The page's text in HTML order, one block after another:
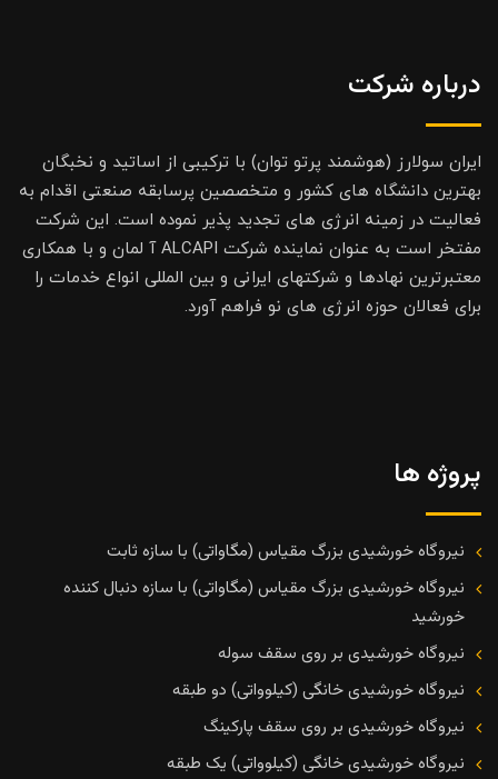
درباره شرکت
ایران سولارز (هوشمند پرتو توان) با ترکیبی از اساتید و نخبگان
بهترین دانشگاه های کشور و متخصصین پرسابقه صنعتی اقدام به
فعالیت در زمینه انرژی های تجدید پذیر نموده است. این شرکت
مفتخر است به عنوان نماینده شرکت ALCAPI آ لمان و با همکاری
معتبرترین نهادها و شرکتهای ایرانی و بین المللی انواع خدمات را
برای فعالان حوزه انرژی های نو فراهم آورد.
پروژه ها
نیروگاه خورشیدی بزرگ مقیاس (مگاواتی) با سازه ثابت
نیروگاه خورشیدی بزرگ مقیاس (مگاواتی) با سازه دنبال کننده
خورشید
نیروگاه خورشیدی بر روی سقف سوله
نیروگاه خورشیدی خانگی (کیلوواتی) دو طبقه
نیروگاه خورشیدی بر روی سقف پارکینگ
نیروگاه خورشیدی خانگی (کیلوواتی) یک طبقه